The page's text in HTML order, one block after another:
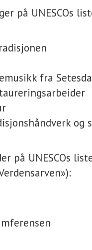
på UNESCOs
fra
og
på UNESCOs